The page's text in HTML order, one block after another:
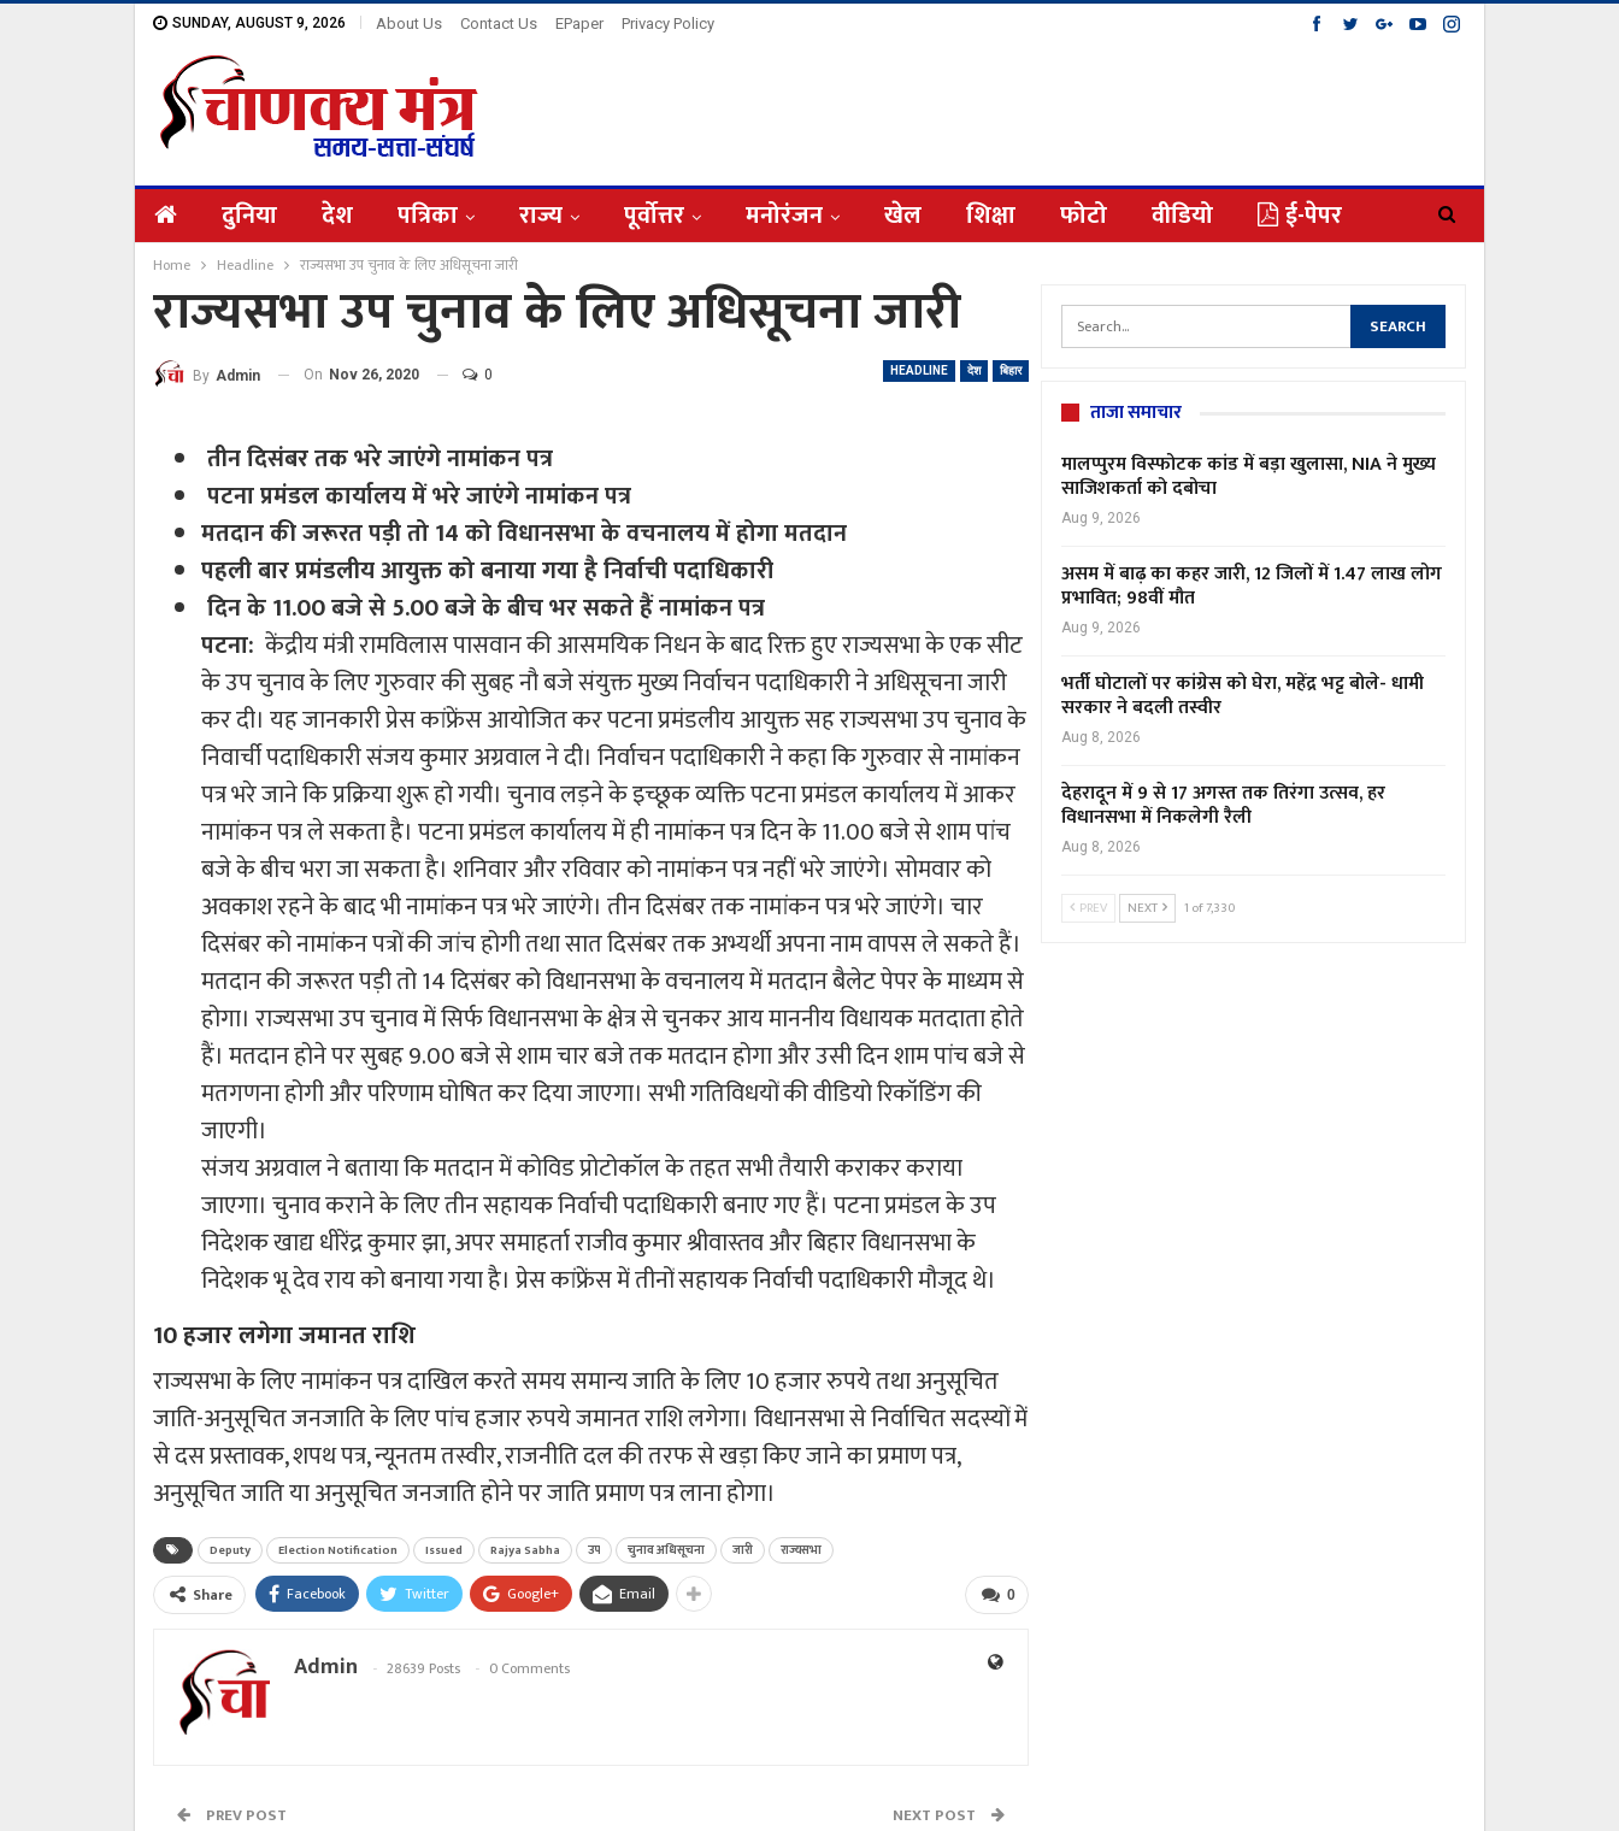
SUNDAY, AUGUST 9, 2026 About Us Contact Us EPaper Privacy Policy
दुनिया देश पत्रिका राज्य पूर्वोत्तर मनोरंजन खेल शिक्षा फोटो वीडियो ई-पेपर
Home Headline राज्यसभा उप चुनाव के लिए अधिसूचना जारी
राज्यसभा उप चुनाव के लिए अधिसूचना जारी
HEADLINE देश बिहार
By Admin On Nov 26, 2020 0
तीन दिसंबर तक भरे जाएंगे नामांकन पत्र
पटना प्रमंडल कार्यालय में भरे जाएंगे नामांकन पत्र
मतदान की जरूरत पड़ी तो 14 को विधानसभा के वचनालय में होगा मतदान
पहली बार प्रमंडलीय आयुक्त को बनाया गया है निर्वाची पदाधिकारी
दिन के 11.00 बजे से 5.00 बजे के बीच भर सकते हैं नामांकन पत्र
पटना: केंद्रीय मंत्री रामविलास पासवान की आसमयिक निधन के बाद रिक्त हुए राज्यसभा के एक सीट
के उप चुनाव के लिए गुरुवार की सुबह नौ बजे संयुक्त मुख्य निर्वाचन पदाधिकारी ने अधिसूचना जारी
कर दी। यह जानकारी प्रेस कांफ्रेंस आयोजित कर पटना प्रमंडलीय आयुक्त सह राज्यसभा उप चुनाव के
निवार्ची पदाधिकारी संजय कुमार अग्रवाल ने दी। निर्वाचन पदाधिकारी ने कहा कि गुरुवार से नामांकन
पत्र भरे जाने कि प्रक्रिया शुरू हो गयी। चुनाव लड़ने के इच्छूक व्यक्ति पटना प्रमंडल कार्यालय में आकर
नामांकन पत्र ले सकता है। पटना प्रमंडल कार्यालय में ही नामांकन पत्र दिन के 11.00 बजे से शाम पांच
बजे के बीच भरा जा सकता है। शनिवार और रविवार को नामांकन पत्र नहीं भरे जाएंगे। सोमवार को
अवकाश रहने के बाद भी नामांकन पत्र भरे जाएंगे। तीन दिसंबर तक नामांकन पत्र भरे जाएंगे। चार
दिसंबर को नामांकन पत्रों की जांच होगी तथा सात दिसंबर तक अभ्यर्थी अपना नाम वापस ले सकते हैं।
मतदान की जरूरत पड़ी तो 14 दिसंबर को विधानसभा के वचनालय में मतदान बैलेट पेपर के माध्यम से
होगा। राज्यसभा उप चुनाव में सिर्फ विधानसभा के क्षेत्र से चुनकर आय माननीय विधायक मतदाता होते
हैं। मतदान होने पर सुबह 9.00 बजे से शाम चार बजे तक मतदान होगा और उसी दिन शाम पांच बजे से
मतगणना होगी और परिणाम घोषित कर दिया जाएगा। सभी गतिविधयों की वीडियो रिकॉडिंग की
जाएगी।
संजय अग्रवाल ने बताया कि मतदान में कोविड प्रोटोकॉल के तहत सभी तैयारी कराकर कराया
जाएगा। चुनाव कराने के लिए तीन सहायक निर्वाची पदाधिकारी बनाए गए हैं। पटना प्रमंडल के उप
निदेशक खाद्य धीरेंद्र कुमार झा, अपर समाहर्ता राजीव कुमार श्रीवास्तव और बिहार विधानसभा के
निदेशक भू देव राय को बनाया गया है। प्रेस कांफ्रेंस में तीनों सहायक निर्वाची पदाधिकारी मौजूद थे।
10 हजार लगेगा जमानत राशि
राज्यसभा के लिए नामांकन पत्र दाखिल करते समय समान्य जाति के लिए 10 हजार रुपये तथा अनुसूचित
जाति-अनुसूचित जनजाति के लिए पांच हजार रुपये जमानत राशि लगेगा। विधानसभा से निर्वाचित सदस्यों में
से दस प्रस्तावक, शपथ पत्र, न्यूनतम तस्वीर, राजनीति दल की तरफ से खड़ा किए जाने का प्रमाण पत्र,
अनुसूचित जाति या अनुसूचित जनजाति होने पर जाति प्रमाण पत्र लाना होगा।
Deputy Election Notification Issued Rajya Sabha उप चुनाव अधिसूचना जारी राज्यसभा
0
Share Facebook Twitter Google+ Email
Admin 28639 Posts 0 Comments
PREV POST NEXT POST
ताजा समाचार
मालप्पुरम विस्फोटक कांड में बड़ा खुलासा, NIA ने मुख्य
साजिशकर्ता को दबोचा
Aug 9, 2026
असम में बाढ़ का कहर जारी, 12 जिलों में 1.47 लाख लोग
प्रभावित; 98वीं मौत
Aug 9, 2026
भर्ती घोटालों पर कांग्रेस को घेरा, महेंद्र भट्ट बोले- धामी
सरकार ने बदली तस्वीर
Aug 8, 2026
देहरादून में 9 से 17 अगस्त तक तिरंगा उत्सव, हर
विधानसभा में निकलेगी रैली
Aug 8, 2026
PREV NEXT 1 of 7,330